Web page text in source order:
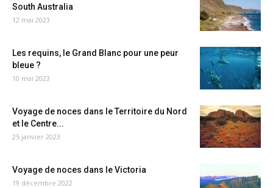
South Australia
12 mai 2023
Les requins, le Grand Blanc pour une peur
bleue ?
10 mai 2023
Voyage de noces dans le Territoire du Nord
et le Centre...
25 janvier 2023
Voyage de noces dans le Victoria
19 décembre 2022